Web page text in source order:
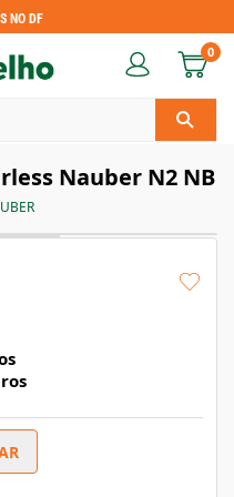
NO DF
0
Nauber N2 NB